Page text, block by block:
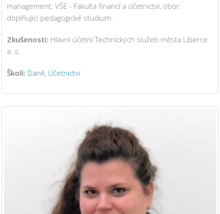
management; VŠE - Fakulta financí a účetnictví, obor:
doplňující pedagogické studium.
Zkušenosti: Hlavní účetní Technických služeb města Liberce
a. s.
Školí: Daně, Účetnictví